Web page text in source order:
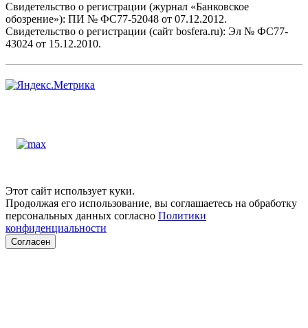
Свидетельство о регистрации (журнал «Банковское
обозрение»): ПИ № ФС77-52048 от 07.12.2012.
Свидетельство о регистрации (сайт bosfera.ru): Эл № ФС77-
43024 от 15.12.2010.
Этот сайт использует куки.
Продолжая его использование, вы соглашаетесь на обработку
персональных данных согласно Политики
конфиденциальности
Согласен